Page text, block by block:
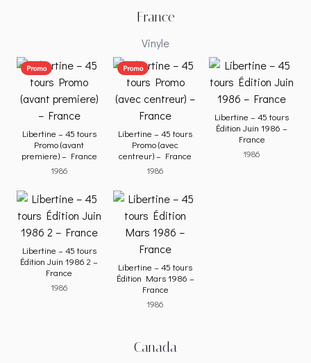
France
Vinyle
Promo
Libertine – 45 tours
Promo (avant
premiere) – France
1986
Promo
Libertine – 45 tours
Promo (avec
centreur) – France
1986
Libertine – 45 tours
Édition Juin 1986 –
France
1986
Libertine – 45 tours
Édition Juin 1986 2 –
France
1986
Libertine – 45 tours
Édition Mars 1986 –
France
1986
Canada